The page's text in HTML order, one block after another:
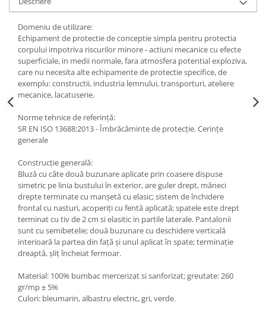
Cizme de protectie
Incaltaminte alba de protectie
Incaltaminte ESD
Pantofi fara protectie
Protectie chimica
Saboti
Manusi
Manecute
Manusi fibre speciale
Manusi fibre speciale impregnate
Manusi latex
Manusi neopren
Manusi nitril
Manusi piele
Domeniu de utilizare:
Echipament de protectie de conceptie simpla pentru protectia
corpului impotriva riscurilor minore - actiuni mecanice cu efecte
superficiale, in medii normale, fara atmosfera potential exploziva,
care nu necesita alte echipamente de protectie specifice, de
exemplu: constructii, industria lemnului, transporturi, ateliere
mecanice, lacatuserie.
Norme tehnice de referinţă:
SR EN ISO 13688:2013 - Îmbrăcăminte de protecţie. Cerinţe
generale
Construcţie generală:
Bluză cu câte două buzunare aplicate prin coasere dispuse
simetric pe linia bustului în exterior, are guler drept, mâneci
drepte terminate cu manşetă cu elasic; sistem de închidere
frontal cu nasturi, acoperiţi cu fentă aplicată; spatele este drept
terminat cu tiv de 2 cm si elasitic in partile laterale. Pantalonii
sunt cu semibetelie; două buzunare cu deschidere verticală
interioară la partea din faţă şi unul aplicat în spate; terminaţie
dreaptă, şliţ încheiat fermoar.
Material: 100% bumbac mercerizat si sanforizat; greutate: 260
gr/mp ± 5%
Culori: bleumarin, albastru electric, gri, verde.